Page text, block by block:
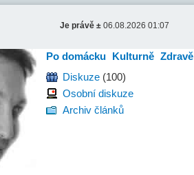
Je právě ± 06.08.2026 01:07
Po domácku Kulturně Zdravě
Diskuze (100)
Osobní diskuze
Archiv článků